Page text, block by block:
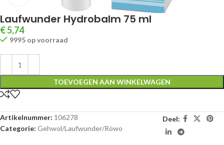
Laufwunder Hydrobalm 75 ml
€5,74
9995 op voorraad
TOEVOEGEN AAN WINKELWAGEN
Artikelnummer: 106278
Categorie: Gehwol/Laufwunder/Röwo
Deel: